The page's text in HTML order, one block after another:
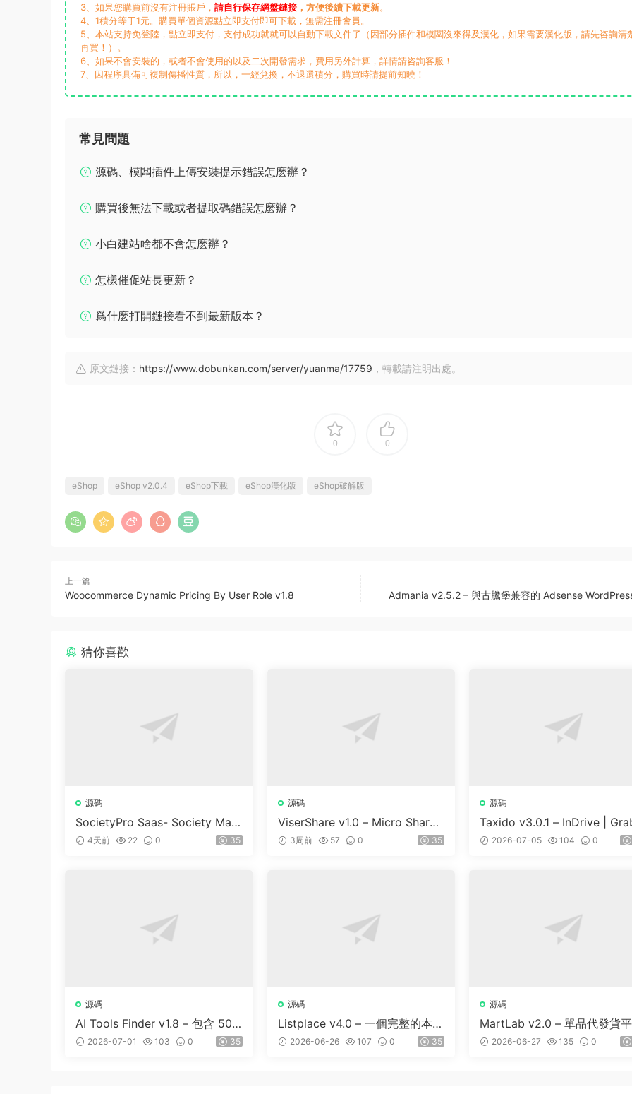
3、如果您購買前沒有注冊賬戶， 請自行保存網盤鏈接 ，方便後續下載更新。
4、1積分等于1元。購買單個資源點立即支付即可下載，無需注冊會員。
5、本站支持免登陸，點立即支付，支付成功就就可以自動下載文件了（因部分插件和模闆沒來得及漢化，如果需要漢化版，請先咨詢清
再買！）。
6、如果不會安裝的，或者不會使用的以及二次開發需求，費用另外計算，詳情請咨詢客服！
7、因程序具備可複制傳播性質，所以，一經兌換，不退還積分，購買時請提前知曉！
常見問題
源碼、模闆插件上傳安裝提示錯誤怎麽辦？
購買後無法下載或者提取碼錯誤怎麽辦？
小白建站啥都不會怎麽辦？
怎樣催促站長更新？
爲什麽打開鏈接看不到最新版本？
原文鏈接： https://www.dobunkan.com/server/yuanma/17759 ，轉載請注明出處。
0 0
eShop eShop v2.0.4 eShop下載 eShop漢化版 eShop破解版
上一篇
Woocommerce Dynamic Pricing By User Role v1.8 Admania v2.5.2 – 與古騰堡兼容的 Adsense
猜你喜歡
源碼
SocietyPro Saas- Society Man
agement Software v1.0.73
4天前 22 0 35
源碼
ViserShare v1.0 – Micro Share
Trading And Prediction Platfor
3周前 57 0 35
源碼
Taxido v3.0.1 – InDrive |
Uber Clone | Taxi Booking
2026-07-05 104 0
源碼
AI Tools Finder v1.8 – 包含 500
0 多種工具、訂閱、廣告和聯盟
2026-07-01 103 0 35
源碼
Listplace v4.0 – 一個完整的本地
商家名錄平台
2026-06-26 107 0 35
源碼
MartLab v2.0 – 單品代發貨
2026-06-27 135 0